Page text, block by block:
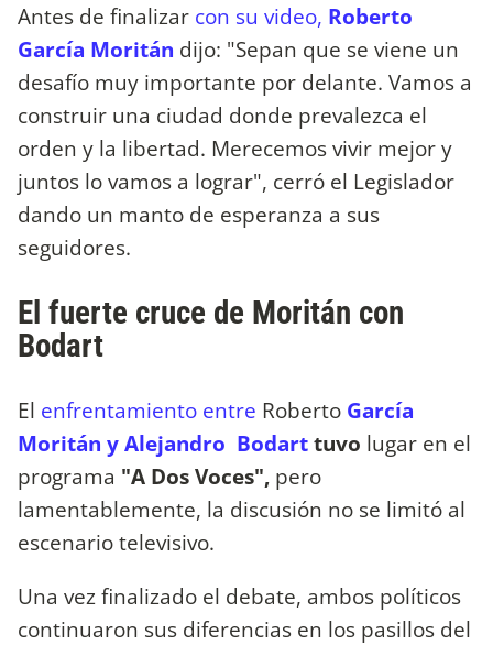
Antes de finalizar con su video, Roberto
García Moritán dijo: "Sepan que se viene un
desafío muy importante por delante. Vamos a
construir una ciudad donde prevalezca el
orden y la libertad. Merecemos vivir mejor y
juntos lo vamos a lograr", cerró el Legislador
dando un manto de esperanza a sus
seguidores.
El fuerte cruce de Moritán con
Bodart
El enfrentamiento entre Roberto García
Moritán y Alejandro Bodarttuvo lugar en el
programa "A Dos Voces", pero
lamentablemente, la discusión no se limitó al
escenario televisivo.
Una vez finalizado el debate, ambos políticos
continuaron sus diferencias en los pasillos del